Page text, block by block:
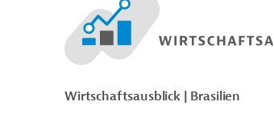
Wirtschaftsausblick | Brasilien